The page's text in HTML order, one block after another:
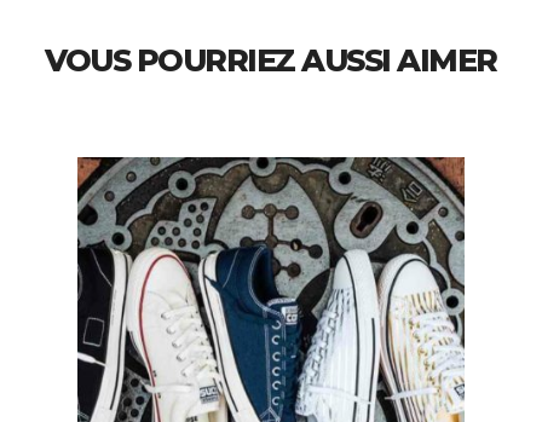
VOUS POURRIEZ AUSSI AIMER